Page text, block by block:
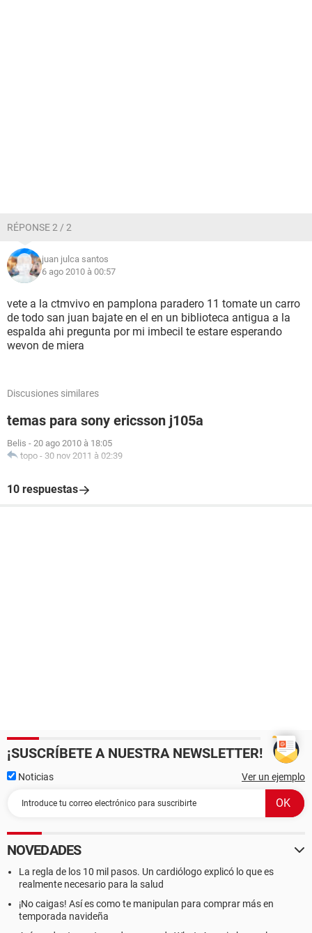
RÉPONSE 2 / 2
juan julca santos
6 ago 2010 à 00:57
vete a la ctmvivo en pamplona paradero 11 tomate un carro
de todo san juan bajate en el en un biblioteca antigua a la
espalda ahi pregunta por mi imbecil te estare esperando
wevon de miera
Discusiones similares
temas para sony ericsson j105a
Belis - 20 ago 2010 à 18:05
topo - 30 nov 2011 à 02:39
10 respuestas
¡SUSCRÍBETE A NUESTRA NEWSLETTER!
Noticias Ver un ejemplo
NOVEDADES
La regla de los 10 mil pasos. Un cardiólogo explicó lo que es
realmente necesario para la salud
¡No caigas! Así es como te manipulan para comprar más en
temporada navideña